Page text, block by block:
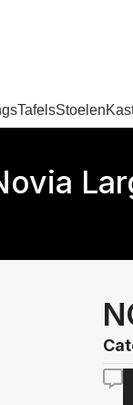
TafelsStoelen